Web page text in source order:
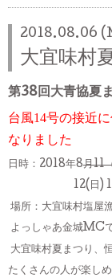
2018.08.06
大宜味村
第38回大青協夏
台風14号の接近
なりました
日時：2018年8月11
12(日) 14
場所：大宜味村塩屋
よっしゃあ金城MC
大宜味村夏まつり、
たくさんの人が楽し